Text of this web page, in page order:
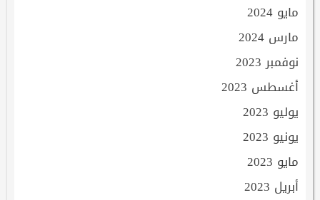
مايو 2024
مارس 2024
نوفمبر 2023
أغسطس 2023
يوليو 2023
يونيو 2023
مايو 2023
أبريل 2023